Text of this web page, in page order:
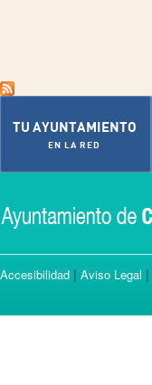
TU AYUNTAMIENTO
EN LA RED
Accesibilidad | Aviso Legal |